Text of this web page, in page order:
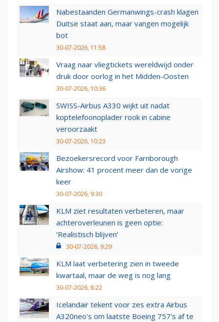
Nabestaanden Germanwings-crash klagen
Duitse staat aan, maar vangen mogelijk
bot
30-07-2026, 11:58
Vraag naar vliegtickets wereldwijd onder
druk door oorlog in het Midden-Oosten
30-07-2026, 10:36
SWISS-Airbus A330 wijkt uit nadat
koptelefoonoplader rook in cabine
veroorzaakt
30-07-2026, 10:23
Bezoekersrecord voor Farnborough
Airshow: 41 procent meer dan de vorige
keer
30-07-2026, 9:30
KLM ziet resultaten verbeteren, maar
achteroverleunen is geen optie:
‘Realistisch blijven’
30-07-2026, 9:29
KLM laat verbetering zien in tweede
kwartaal, maar de weg is nog lang
30-07-2026, 8:22
Icelandair tekent voor zes extra Airbus
A320neo's om laatste Boeing 757's af te